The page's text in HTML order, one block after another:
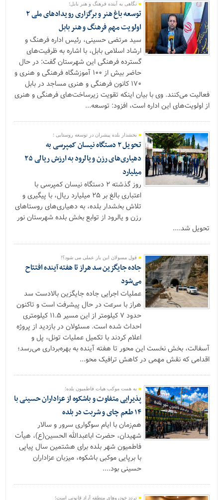
نگاهی به آینده فرهنگ و هنر بابل؛
توسعه باغ هنر و برگزاری رویدادهای ملی ۲
اولویت مهم فرهنگ و هنر بابل
سید مرتضی حسینی، رئیس اداره فرهنگ و
ارشاد اسلامی بابل، با اشاره به ظرفیت‌های
گسترده فرهنگی این شهرستان گفت: در حال
حاضر بیش از ۱۰۰ آموزشگاه فرهنگی و هنری و
۱۷۰ کانون فرهنگی و هنری مساجد در بابل
فعالیت می‌کنند. وی با بیان اینکه تقویت زیرساخت‌های فرهنگی و هنری
از اولویت‌های این اداره است، افزود: توسعه...
بخشدار بلده پیشران در توسعه روستایی ؛
تحویل ۲ دستگاه نیسان کمپرسی به
دهیاری‌های رزن و یالرود به ارزش ریالی ۲۵
میلیارد
روز گذشته ۲ دستگاه نیسان کمپرسی با
اعتباری بالغ بر ۲۵ میلیارد ریال، با پیگیری و
تلاش بخشدار بلده، به دهیاری‌های روستاهای
رزن و یالرود از توابع بخش بلده شهرستان نور
تحویل شد....
قول مسولان این بار عملی می شود؟!
جاده جایگزین سد هراز تا هفته آینده افتتاح
می‌شود
عملیات اجرایی جاده جایگزین بالادست سد
هراز با سرعت در حال پیشرفت است و تاکنون
حدود ۷ کیلومتر از این مسیر ۱۱.۵ کیلومتری
احداث شده است. مسئولان در بازدید از پروژه
اعلام کردند با تکمیل عملیات تونل، پل و
آسفالت، بخش نخست این محور تا هفته آینده به بهره‌برداری می‌رسد؛
اقدامی که نقش مهمی در کاهش ترافیک محو...
به همت موکب هیات فاطمیون بلده؛
پذیرایی متفاوت و باشکوه از عزاداران حسینی با
۱۴ طعم چای و شربت در بلده
هم‌زمان با ایام سوگواری سرور و سالار
شهیدان، حضرت اباعبدالله الحسین(ع)، هیأت
فاطمیون شهر بلده برای هشتمین سال پیاپی
با برپایی موکبی باشکوه، میزبان عزاداران
حسینی بود....
تردد خودروهای منطقه آزاد قانونی است؛